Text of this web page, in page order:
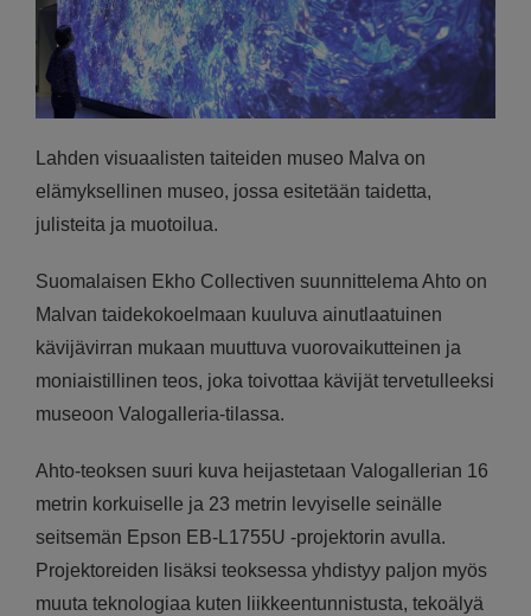
Lahden visuaalisten taiteiden museo Malva on
elämyksellinen museo, jossa esitetään taidetta,
julisteita ja muotoilua.
Suomalaisen Ekho Collectiven suunnittelema Ahto on
Malvan taidekokoelmaan kuuluva ainutlaatuinen
kävijävirran mukaan muuttuva vuorovaikutteinen ja
moniaistillinen teos, joka toivottaa kävijät tervetulleeksi
museoon Valogalleria-tilassa.
Ahto-teoksen suuri kuva heijastetaan Valogallerian 16
metrin korkuiselle ja 23 metrin levyiselle seinälle
seitsemän Epson EB-L1755U -projektorin avulla.
Projektoreiden lisäksi teoksessa yhdistyy paljon myös
muuta teknologiaa kuten liikkeentunnistusta, tekoälyä